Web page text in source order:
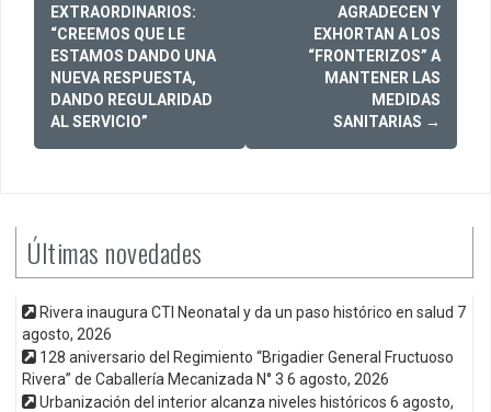
navigation
EXTRAORDINARIOS:
“CREEMOS QUE LE
ESTAMOS DANDO UNA
NUEVA RESPUESTA,
DANDO REGULARIDAD
AL SERVICIO”
AGRADECEN Y
EXHORTAN A LOS
“FRONTERIZOS” A
MANTENER LAS
MEDIDAS
SANITARIAS →
Últimas novedades
Rivera inaugura CTI Neonatal y da un paso histórico en salud 7
agosto, 2026
128 aniversario del Regimiento “Brigadier General Fructuoso
Rivera” de Caballería Mecanizada N° 3 6 agosto, 2026
Urbanización del interior alcanza niveles históricos 6 agosto,